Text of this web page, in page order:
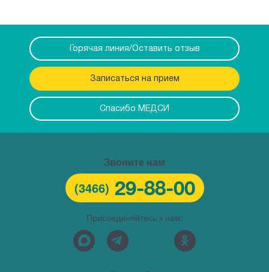
Горячая линия/Оставить отзыв
Записаться на прием
Спасибо МЕДСИ
Звоните нам
(3466) 29-88-00
Присоединяйтесь к нам: